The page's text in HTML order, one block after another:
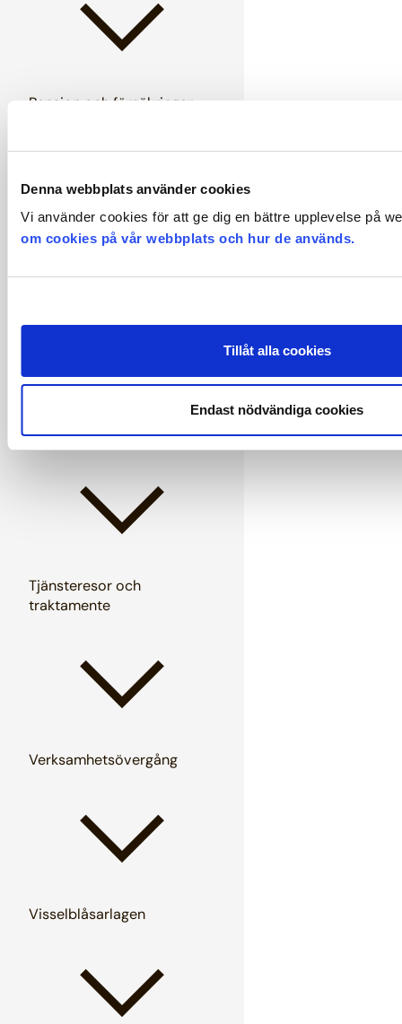
Denna webbplats använder cookies
Vi använder cookies för att ge dig en bättre upplevelse på
om cookies på vår webbplats och hur de används.
Tillåt alla cookies
Endast nödvändiga cookies
Pension och försäkringar
Semester
Sjukdom
Tjänsteresor och
traktamente
Verksamhetsövergång
Visselblåsarlagen